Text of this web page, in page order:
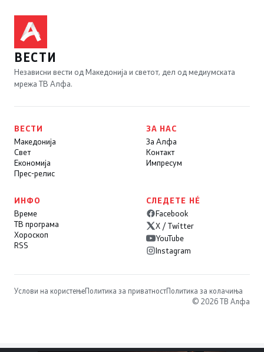
ВЕСТИ
Независни вести од Македонија и светот, дел од медиумската
мрежа ТВ Алфа.
ВЕСТИ
Македонија
Свет
Економија
Прес-релис
ЗА НАС
За Алфа
Контакт
Импресум
ИНФО
Време
ТВ програма
Хороскоп
RSS
СЛЕДЕТЕ НÉ
Facebook
X / Twitter
YouTube
Instagram
Услови на користењеПолитика за приватностПолитика за колачиња
© 2026 ТВ Алфа